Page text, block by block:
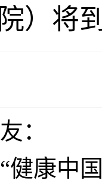
）将
：
健康中